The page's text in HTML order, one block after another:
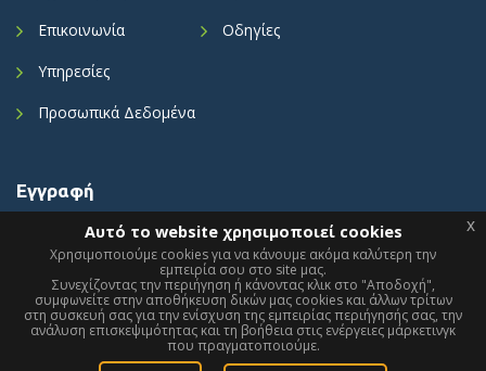
Επικοινωνία
Υπηρεσίες
Προσωπικά Δεδομένα
Οδηγίες
Εγγραφή
Ενημερωθείτε με τα τελευταία νέα μας.
Εισαγωγή E-mailThis website is using cookies.
We use them to give you the best experience. If you continue using our
website, we'll assume that you are happy to receive all cookies on this
website.
Αυτό το website χρησιμοποιεί cookies
Χρησιμοποιούμε cookies για να κάνουμε ακόμα καλύτερη την
εμπειρία σου στο site μας.
Συνεχίζοντας την περιήγηση ή κάνοντας κλικ στο "Αποδοχή",
συμφωνείτε στην αποθήκευση δικών μας cookies και άλλων τρίτων
στη συσκευή σας για την ενίσχυση της εμπειρίας περιήγησής σας, την
ανάλυση επισκεψιμότητας και τη βοήθεια στις ενέργειες μάρκετινγκ
που πραγματοποιούμε.
x